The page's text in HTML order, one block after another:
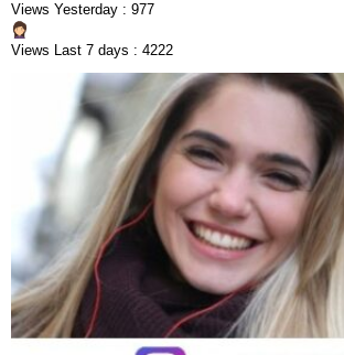
Views Yesterday : 977
Views Last 7 days : 4222